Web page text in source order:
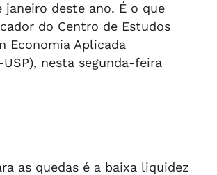
janeiro deste ano. É o que
do Centro de Estudos
Economia Aplicada
USP), nesta segunda-feira
as quedas é a baixa liquidez